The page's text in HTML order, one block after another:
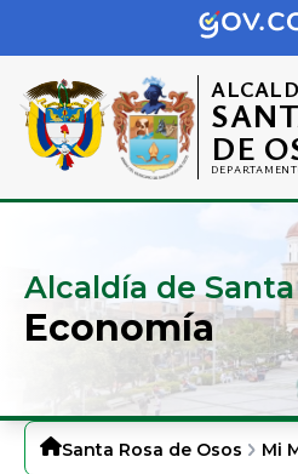
DE
Alcaldía de
Economía
Santa Rosa de Osos Mi